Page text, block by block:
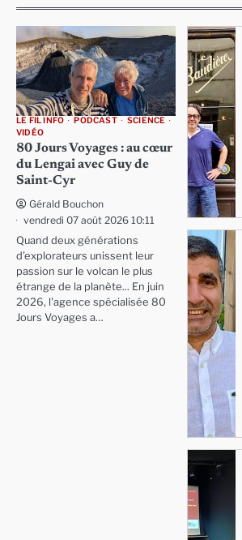
LE FIL INFO PODCAST
SCIENCE
VIDÉO
80 Jours Voyages : au cœur
du Lengai avec Guy de
Saint-Cyr
Gérald Bouchon
vendredi 07 août 2026 10:11
Quand deux générations
d'explorateurs unissent leur
passion sur le volcan le plus
étrange de la planète... En juin
2026, l'agence spécialisée 80
Jours Voyages a…